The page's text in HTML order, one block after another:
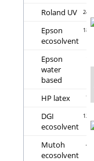
Roland UV 24
Epson
ecosolvent
18
Epson
water
based
HP latex 7
DGI
ecosolvent
12
Mutoh
ecosolvent
4